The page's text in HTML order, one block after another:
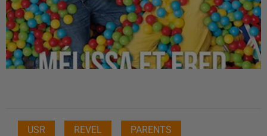
USR REVEL
PARENTS